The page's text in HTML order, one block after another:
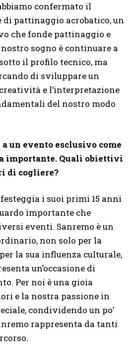
confermato il
di pattinaggio acrobatico, un
che fonde pattinaggio e
sogno è continuare a
il profilo tecnico, ma
di sviluppare un
e l’interpretazione
del nostro modo
un evento esclusivo come
importante. Quali obiettivi
di cogliere?
i suoi primi 15 anni
importante che
eventi. Sanremo è un
non solo per la
la sua influenza culturale,
un’occasione di
Per noi è una gioia
e la nostra passione in
condividendo un po’
rappresenta da tanti